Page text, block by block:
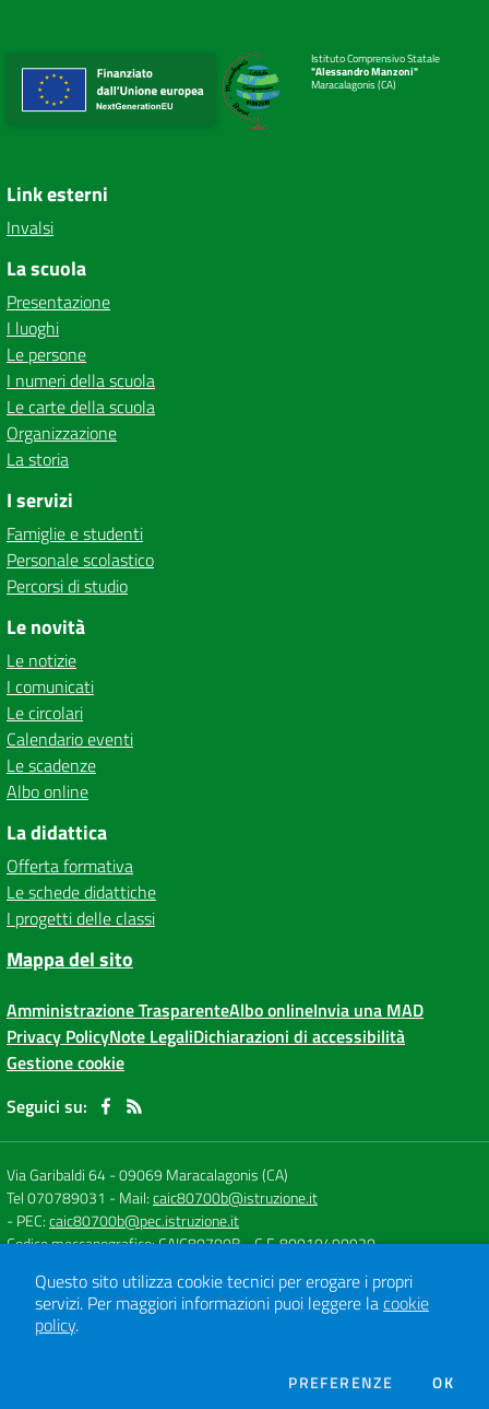
Istituto Comprensivo Statale
"Alessandro Manzoni"
Maracalagonis (CA)
Link esterni
Invalsi
La scuola
Presentazione
I luoghi
Le persone
I numeri della scuola
Le carte della scuola
Organizzazione
La storia
I servizi
Famiglie e studenti
Personale scolastico
Percorsi di studio
Le novità
Le notizie
I comunicati
Le circolari
Calendario eventi
Le scadenze
Albo online
La didattica
Offerta formativa
Le schede didattiche
I progetti delle classi
Mappa del sito
Amministrazione TrasparenteAlbo onlineInvia una MAD
Privacy PolicyNote LegaliDichiarazioni di accessibilità
Gestione cookie
Seguici su:
Via Garibaldi 64-09069 Maracalagonis (CA)
Tel 070789031 - Mail:caic80700b@istruzione.it
- PEC:caic80700b@pec.istruzione.it
Codice meccanografico: CAIC80700B- C.F. 80010490920
Concept & Design by
Designers Italia
Questo sito utilizza cookie tecnici per erogare i propri
servizi. Per maggiori informazioni puoi leggere lacookie
policy.
PREFERENZE DEI COOKIE
OK